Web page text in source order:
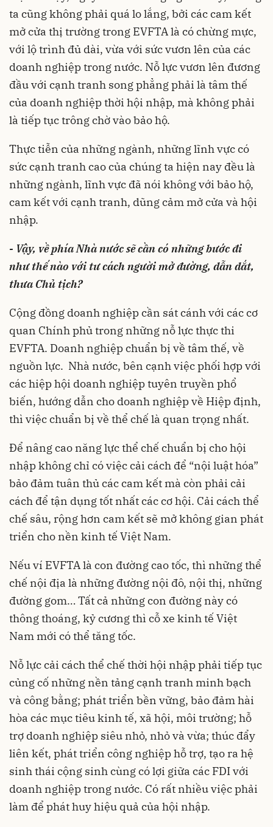
ta cũng không phải quá lo lắng, bởi các cam kết
mở cửa thị trường trong EVFTA là có chừng mực,
với lộ trình đủ dài, vừa với sức vươn lên của các
doanh nghiệp trong nước. Nỗ lực vươn lên đương
đầu với cạnh tranh song phẳng phải là tâm thế
của doanh nghiệp thời hội nhập, mà không phải
là tiếp tục trông chờ vào bảo hộ.
Thực tiễn của những ngành, những lĩnh vực có
sức cạnh tranh cao của chúng ta hiện nay đều là
những ngành, lĩnh vực đã nói không với bảo hộ,
cam kết với cạnh tranh, dũng cảm mở cửa và hội
nhập.
- Vậy, về phía Nhà nước sẽ cần có những bước đi
như thế nào với tư cách người mở đường, dẫn dắt,
thưa Chủ tịch?
Cộng đồng doanh nghiệp cần sát cánh với các cơ
quan Chính phủ trong những nỗ lực thực thi
EVFTA. Doanh nghiệp chuẩn bị về tâm thế, về
nguồn lực. Nhà nước, bên cạnh việc phối hợp với
các hiệp hội doanh nghiệp tuyên truyền phổ
biến, hướng dẫn cho doanh nghiệp về Hiệp định,
thì việc chuẩn bị về thể chế là quan trọng nhất.
Để nâng cao năng lực thể chế chuẩn bị cho hội
nhập không chỉ có việc cải cách để “nội luật hóa”
bảo đảm tuân thủ các cam kết mà còn phải cải
cách để tận dụng tốt nhất các cơ hội. Cải cách thể
chế sâu, rộng hơn cam kết sẽ mở không gian phát
triển cho nền kinh tế Việt Nam.
Nếu ví EVFTA là con đường cao tốc, thì những thể
chế nội địa là những đường nội đô, nội thị, những
đường gom… Tất cả những con đường này có
thông thoáng, kỷ cương thì cỗ xe kinh tế Việt
Nam mới có thể tăng tốc.
Nỗ lực cải cách thể chế thời hội nhập phải tiếp tục
củng cố những nền tảng cạnh tranh minh bạch
và công bằng; phát triển bền vững, bảo đảm hài
hòa các mục tiêu kinh tế, xã hội, môi trường; hỗ
trợ doanh nghiệp siêu nhỏ, nhỏ và vừa; thúc đẩy
liên kết, phát triển công nghiệp hỗ trợ, tạo ra hệ
sinh thái cộng sinh cùng có lợi giữa các FDI với
doanh nghiệp trong nước. Có rất nhiều việc phải
làm để phát huy hiệu quả của hội nhập.